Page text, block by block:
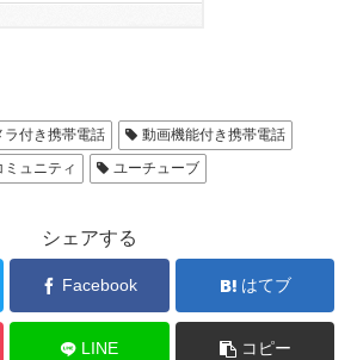
ラ付き携帯電話
動画機能付き携帯電話
ミュニティ ユーチューブ
シェアする
Facebook はてブ
LINE コピー